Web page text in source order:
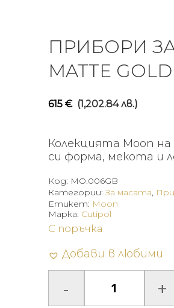
ПРИБОРИ
MATTE
615 € (1,202.84 лв.)
Колекцията Moon
си форма, мекота и
Код: MO.006GB
Категории:За масата,
Етикет: Moon
С поръчка
Добави в любими
Марка: Cutipol